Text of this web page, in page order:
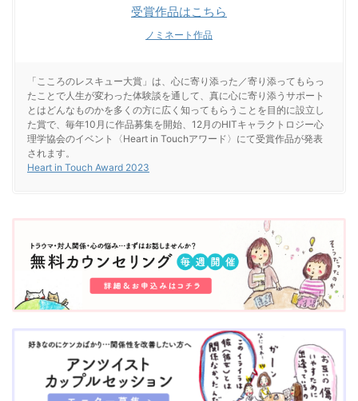
受賞作品はこちら
ノミネート作品
「こころのレスキュー大賞」は、心に寄り添った／寄り添ってもらっ
たことで人生が変わった体験談を通して、真に心に寄り添うサポート
とはどんなものかを多くの方に広く知ってもらうことを目的に設立し
た賞で、毎年10月に作品募集を開始、12月のHITキャラクトロジー心
理学協会のイベント〈Heart in Touchアワード〉にて受賞作品が発表
されます。
Heart in Touch Award 2023